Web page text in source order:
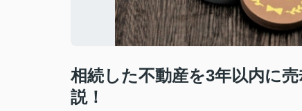
相続した不動産を3年以内に
説！